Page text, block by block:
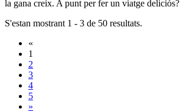
la gana creix. A punt per fer un viatge deliciós?
S'estan mostrant 1 - 3 de 50 resultats.
«
1
2
3
4
5
»